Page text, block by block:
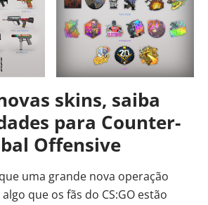
skins, saiba
para Counter-
Offensive
uma grande nova operação
que os fãs do CS:GO estão